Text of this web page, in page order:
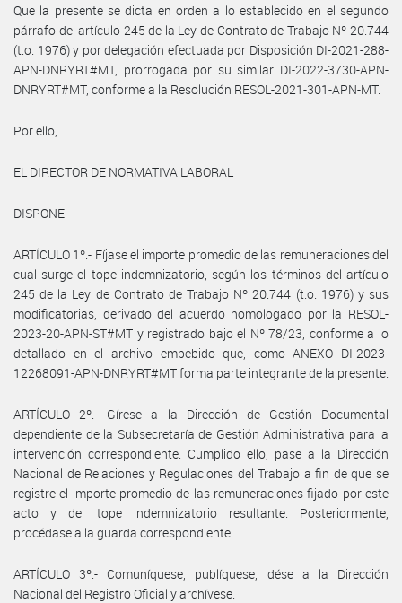
Que la presente se dicta en orden a lo establecido en el segundo
párrafo del artículo 245 de la Ley de Contrato de Trabajo Nº 20.744
(t.o. 1976) y por delegación efectuada por Disposición DI-2021-288-
APN-DNRYRT#MT, prorrogada por su similar DI-2022-3730-APN-
DNRYRT#MT, conforme a la Resolución RESOL-2021-301-APN-MT.
Por ello,
EL DIRECTOR DE NORMATIVA LABORAL
DISPONE:
ARTÍCULO 1º.- Fíjase el importe promedio de las remuneraciones del
cual surge el tope indemnizatorio, según los términos del artículo
245 de la Ley de Contrato de Trabajo Nº 20.744 (t.o. 1976) y sus
modificatorias, derivado del acuerdo homologado por la RESOL-
2023-20-APN-ST#MT y registrado bajo el Nº 78/23, conforme a lo
detallado en el archivo embebido que, como ANEXO DI-2023-
12268091-APN-DNRYRT#MT forma parte integrante de la presente.
ARTÍCULO 2º.- Gírese a la Dirección de Gestión Documental
dependiente de la Subsecretaría de Gestión Administrativa para la
intervención correspondiente. Cumplido ello, pase a la Dirección
Nacional de Relaciones y Regulaciones del Trabajo a fin de que se
registre el importe promedio de las remuneraciones fijado por este
acto y del tope indemnizatorio resultante. Posteriormente,
procédase a la guarda correspondiente.
ARTÍCULO 3º.- Comuníquese, publíquese, dése a la Dirección
Nacional del Registro Oficial y archívese.